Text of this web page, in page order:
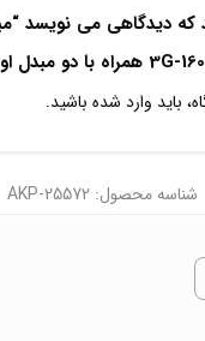
که دیدگاهی می نویسد
باید وارد شده باشید.
شناسه محصول: AKP-25572